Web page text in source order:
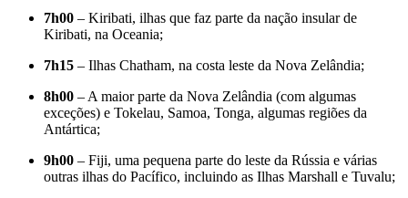
7h00 – Kiribati, ilhas que faz parte da nação insular de
Kiribati, na Oceania;
7h15 – Ilhas Chatham, na costa leste da Nova Zelândia;
8h00 – A maior parte da Nova Zelândia (com algumas
exceções) e Tokelau, Samoa, Tonga, algumas regiões da
Antártica;
9h00 – Fiji, uma pequena parte do leste da Rússia e várias
outras ilhas do Pacífico, incluindo as Ilhas Marshall e Tuvalu;